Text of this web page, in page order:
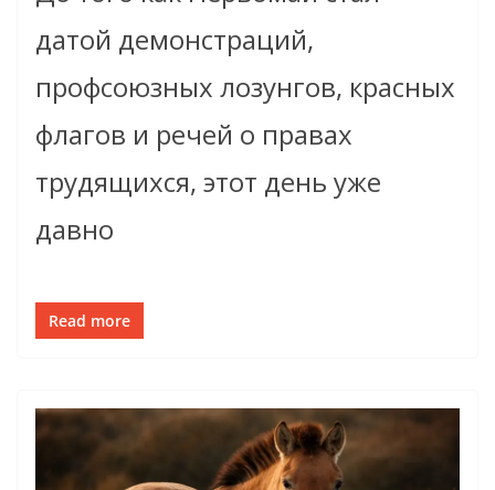
датой демонстраций,
профсоюзных лозунгов, красных
флагов и речей о правах
трудящихся, этот день уже
давно
Read more